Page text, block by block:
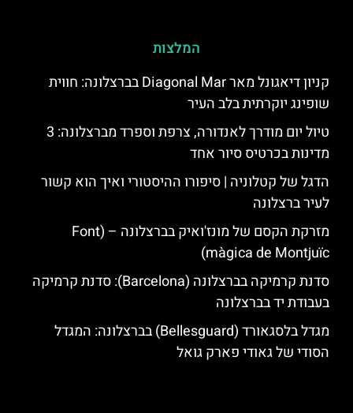
המלצות
קניון דיאגונל מאר Diagonal Mar בברצלונה: חווית
שופינג יוקרתית בלב העיר
טיול יום מודרך לאנדורה, צרפת וספרד מברצלונה: 3
מדינות בכרטיס סיור אחד
הדגל של קטלוניה | סיפורו ההיסטורי ואיך הוא קשור
לעיר ברצלונה
מזרקת הקסם של מונז'ואיק בברצלונה – (Font
màgica de Montjuïc)
סדנת קרמיקה בברצלונה (Barcelona): סדנת קרמיקה
בעבודת יד בברצלונה
מגדל בלסגאורד (Bellesguard) בברצלונה: המגדל
הסודי של גאודי פארק גואל